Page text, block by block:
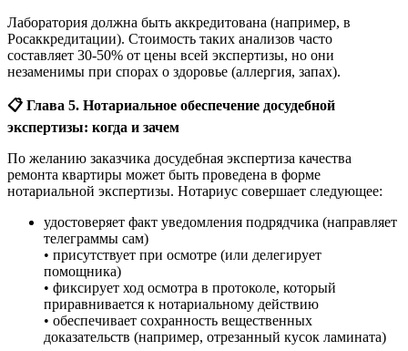
Лаборатория должна быть аккредитована (например, в
Росаккредитации). Стоимость таких анализов часто
составляет 30-50% от цены всей экспертизы, но они
незаменимы при спорах о здоровье (аллергия, запах).
📋 Глава 5. Нотариальное обеспечение досудебной
экспертизы: когда и зачем
По желанию заказчика досудебная экспертиза качества
ремонта квартиры может быть проведена в форме
нотариальной экспертизы. Нотариус совершает следующее:
удостоверяет факт уведомления подрядчика (направляет
телеграммы сам)
• присутствует при осмотре (или делегирует
помощника)
• фиксирует ход осмотра в протоколе, который
приравнивается к нотариальному действию
• обеспечивает сохранность вещественных
доказательств (например, отрезанный кусок ламината)